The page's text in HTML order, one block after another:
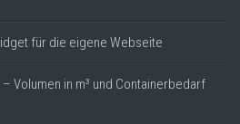
für die eigene Webseite
Volumen in m³ und Containerbedarf